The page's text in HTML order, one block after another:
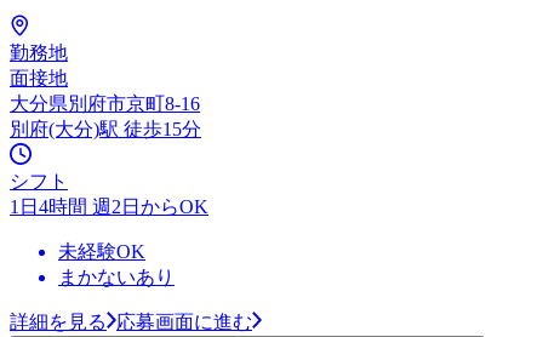
勤務地
面接地
大分県別府市京町8-16
別府(大分)駅 徒歩15分
シフト
1日4時間 週2日からOK
未経験OK
まかないあり
詳細を見る 応募画面に進む